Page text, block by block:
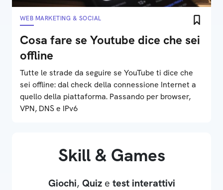
WEB MARKETING & SOCIAL
Cosa fare se Youtube dice che sei
offline
Tutte le strade da seguire se YouTube ti dice che
sei offline: dal check della connessione Internet a
quello della piattaforma. Passando per browser,
VPN, DNS e IPv6
Skill & Games
Giochi, Quize test interattivi